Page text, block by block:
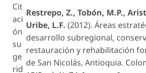
Cit
aci
ón
su
ge
rid
Restrepo, Z., Tobón, M.P.,
Uribe, L.F. (2012). Áreas
desarrollo subregional,
restauración y rehabilitación
de San Nicolás, Antioquia.